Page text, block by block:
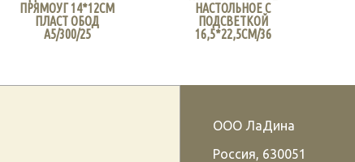
ПРЯМОУГ 14*12СМ
ПЛАСТ ОБОД
А5/300/25
НАСТОЛЬНОЕ С
ПОДСВЕТКОЙ
16,5*22,5СМ/36
ООО ЛаДина
Россия, 630051